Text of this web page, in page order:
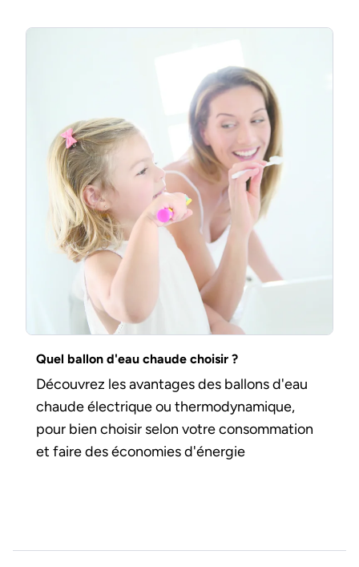
Quel ballon d'eau chaude choisir ?
Découvrez les avantages des ballons d'eau
chaude électrique ou thermodynamique,
pour bien choisir selon votre consommation
et faire des économies d'énergie